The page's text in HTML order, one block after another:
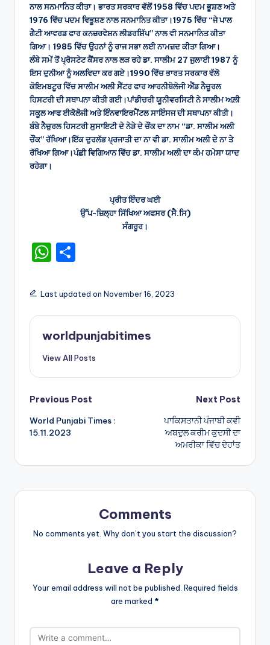
ਨਾਲ ਸਨਮਾਨਿਤ ਕੀਤਾ। ਭਾਰਤ ਸਰਕਾਰ ਵੱਲੋਂ 1958 ਵਿੱਚ ਪਦਮ ਭੂਸ਼ਣ ਅਤੇ
1976 ਵਿੱਚ ਪਦਮ ਵਿਭੂਸ਼ਣ ਨਾਲ ਸਨਮਾਨਿਤ ਕੀਤਾ।1975 ਵਿੱਚ “ਜੇ ਪਾਲ
ਗੈਟੀ ਆਵਰਡ ਫਾਰ ਕਨਜ਼ਰਵੇਸ਼ਨ ਲੀਡਰਸ਼ਿੱਪ” ਨਾਲ ਵੀ ਸਨਮਾਨਿਤ ਕੀਤਾ
ਗਿਆ। 1985 ਵਿੱਚ ਉਹਨਾਂ ਨੂੰ ਰਾਜ ਸਭਾ ਲਈ ਨਾਮਜ਼ਦ ਕੀਤਾ ਗਿਆ।
ਲੰਬੇ ਸਮੇਂ ਤੋਂ ਪ੍ਰੋਸਟੇਟ ਕੈਂਸਰ ਨਾਲ ਲੜ ਰਹੇ ਡਾ. ਸਾਲੀਮ 27 ਜੁਲਾਈ 1987 ਨੂੰ
ਇਸ ਦੁਨੀਆ ਨੂੰ ਅਲਵਿਦਾ ਕਰ ਗਏ।1990 ਵਿੱਚ ਭਾਰਤ ਸਰਕਾਰ ਵੱਲੋ
ਕੋਇਮਬਟੂਰ ਵਿੱਚ ਸਾਲੀਮ ਅਲੀ ਸੈਂਟਰ ਫਾਰ ਆਰਨੀਥੋਲੋਜੀ ਐਂਡ ਨੈਚੂਰਲ
ਹਿਸਟਰੀ ਦੀ ਸਥਾਪਨਾ ਕੀਤੀ ਗਈ।ਪਾਂਡੀਚਰੀ ਯੂਨੀਵਰਸਿਟੀ ਨੇ ਸਾਲੀਮ ਅਲ਼ੀ
ਸਕੂਲ ਆਫ ਈਕੋਲੋਜੀ ਅਤੇ ਇੰਨਵਾਇਰਮੈਂਟਲ ਸਾਇੰਸਜ ਦੀ ਸਥਾਪਨਾ ਕੀਤੀ।
ਬੰਬੇ ਨੈਚੁਰਲ ਹਿਸਟਰੀ ਸੁਸਾਇਟੀ ਦੇ ਨੇੜੇ ਦੇ ਚੌਂਕ ਦਾ ਨਾਮ “ਡਾ. ਸਾਲੀਮ ਅਲੀ
ਚੌਂਕ” ਰੱਖਿਆ।ਇੱਕ ਦੁਰਲੱਭ ਪ੍ਰਜਾਤੀ ਦਾ ਨਾ ਵੀ ਡਾ. ਸਾਲੀਮ ਅਲੀ ਦੇ ਨਾ ਤੇ
ਰੱਖਿਆ ਗਿਆ।ਪੰਛੀ ਵਿਗਿਆਨ ਵਿੱਚ ਡਾ. ਸਾਲੀਮ ਅਲੀ ਦਾ ਕੰਮ ਹਮੇਸਾ ਯਾਦ
ਰਹੇਗਾ।
ਪ੍ਰੀਤ ਇੰਦਰ ਘਈ
ਉੱਪ-ਜ਼ਿਲ੍ਹਾ ਸਿੱਖਿਆ ਅਫਸਰ (ਸੈ.ਸਿ)
ਸੰਗਰੂਰ।
W
a
ts
A
p
ar
e
Last updated on November 16, 2023
worldpunjabitimes
View All Posts
Post
navigation
Previous Post
World Punjabi Times :
15.11.2023
Next Post
ਪਾਕਿਸਤਾਨੀ ਪੰਜਾਬੀ ਕਵੀ
ਅਬਦੁਲ ਕਰੀਮ ਕੁਦਸੀ ਦਾ
ਅਮਰੀਕਾ ਵਿੱਚ ਦੇਹਾਂਤ
Comments
No comments yet. Why don’t you start the discussion?
Leave a Reply
Your email address will not be published. Required fields
are marked *